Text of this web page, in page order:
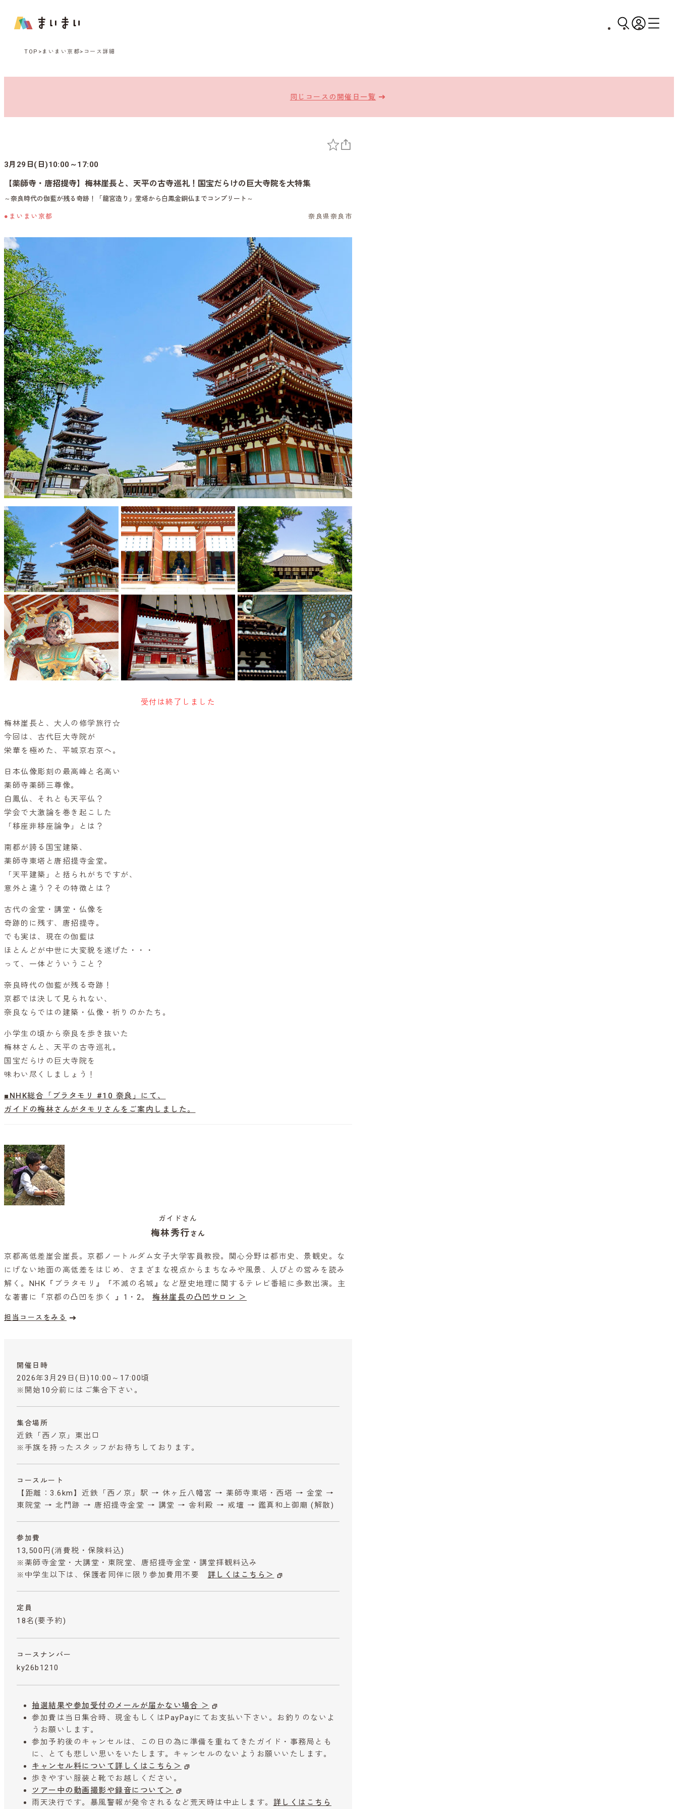
TOP まいまい京都 コース詳細
同じコースの開催日一覧
3月29日(日)10:00～17:00
【薬師寺・唐招提寺】梅林崖長と、天平の古寺巡礼！国宝だらけの巨大寺院を大特集
～奈良時代の伽藍が残る奇跡！「龍宮造り」堂塔から白鳳金銅仏までコンプリート～
●まいまい京都 奈良県奈良市
受付は終了しました
梅林崖長と、大人の修学旅行☆
今回は、古代巨大寺院が
栄華を極めた、平城京右京へ。
日本仏像彫刻の最高峰と名高い
薬師寺薬師三尊像。
白鳳仏、それとも天平仏？
学会で大激論を巻き起こした
「移座非移座論争」とは？
南都が誇る国宝建築、
薬師寺東塔と唐招提寺金堂。
「天平建築」と括られがちですが、
意外と違う？その特徴とは？
古代の金堂・講堂・仏像を
奇跡的に残す、唐招提寺。
でも実は、現在の伽藍は
ほとんどが中世に大変貌を遂げた・・・
って、一体どういうこと？
奈良時代の伽藍が残る奇跡！
京都では決して見られない、
奈良ならではの建築・仏像・祈りのかたち。
小学生の頃から奈良を歩き抜いた
梅林さんと、天平の古寺巡礼。
国宝だらけの巨大寺院を
味わい尽くしましょう！
■NHK総合「ブラタモリ #10 奈良」にて、
ガイドの梅林さんがタモリさんをご案内しました。
ガイドさん
梅林秀行さん
京都高低差崖会崖長。京都ノートルダム女子大学客員教授。関心分野は都市史、景観史。な
にげない地面の高低差をはじめ、さまざまな視点からまちなみや風景、人びとの営みを読み
解く。NHK『ブラタモリ』『不滅の名城』など歴史地理に関するテレビ番組に多数出演。主
な著書に『京都の凸凹を歩く 』1・2。 梅林崖長の凸凹サロン ＞
担当コースをみる
開催日時
2026年3月29日(日)10:00～17:00頃
※開始10分前にはご集合下さい。
集合場所
近鉄「西ノ京」東出口
※手旗を持ったスタッフがお待ちしております。
コースルート
【距離：3.6km】近鉄「西ノ京」駅 → 休ヶ丘八幡宮 → 薬師寺東塔・西塔 → 金堂 →
東院堂 → 北門跡 → 唐招提寺金堂 → 講堂 → 舎利殿 → 戒壇 → 鑑真和上御廟 (解散)
参加費
13,500円 (消費税・保険料込)
※薬師寺金堂・大講堂・東院堂、唐招提寺金堂・講堂拝観料込み
※中学生以下は、保護者同伴に限り参加費用不要 詳しくはこちら＞
定員
18名(要予約)
コースナンバー
ky26b1210
抽選結果や参加受付のメールが届かない場合 ＞
参加費は当日集合時、現金もしくはPayPayにてお支払い下さい。お釣りのないよ
うお願いします。
参加予約後のキャンセルは、この日の為に準備を重ねてきたガイド・事務局とも
に、とても悲しい思いをいたします。キャンセルのないようお願いいたします。
キャンセル料について詳しくはこちら＞
歩きやすい服装と靴でお越しください。
ツアー中の動画撮影や録音について＞
雨天決行です。暴風警報が発令されるなど荒天時は中止します。 詳しくはこちら